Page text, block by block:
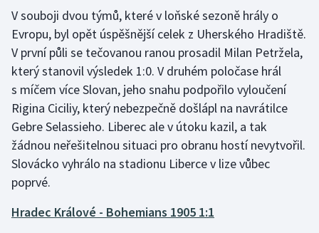
V souboji dvou týmů, které v loňské sezoně hrály o
Evropu, byl opět úspěšnější celek z Uherského Hradiště.
V první půli se tečovanou ranou prosadil Milan Petržela,
který stanovil výsledek 1:0. V druhém poločase hrál
s míčem více Slovan, jeho snahu podpořilo vyloučení
Rigina Ciciliy, který nebezpečně došlápl na navrátilce
Gebre Selassieho. Liberec ale v útoku kazil, a tak
žádnou neřešitelnou situaci pro obranu hostí nevytvořil.
Slovácko vyhrálo na stadionu Liberce v lize vůbec
poprvé.
Hradec Králové - Bohemians 1905 1:1